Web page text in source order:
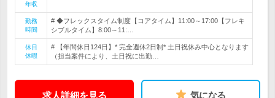
年収
勤務
時間
# ◆フレックスタイム制度【コアタイム】11:00～17:00【フレキ
シブルタイム】8:00～11:…
休日
休暇
# 【年間休日124日】* 完全週休2日制* 土日祝休み中心となります
（担当案件により、土日祝に出勤…
求人詳細を見る 気になる